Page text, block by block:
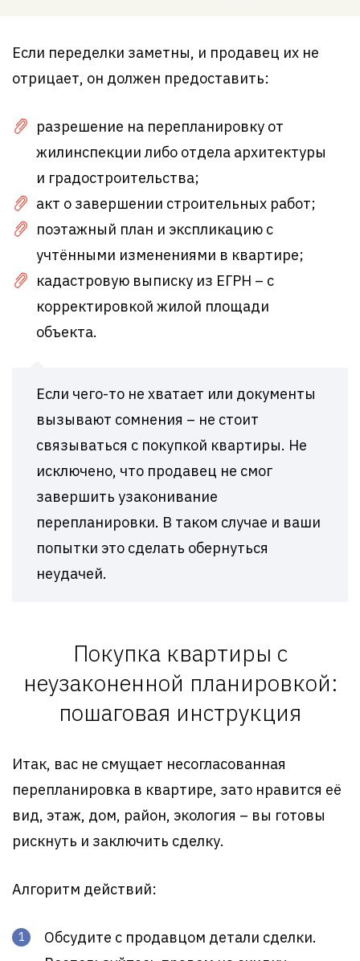
Если переделки заметны, и продавец их не
отрицает, он должен предоставить:
разрешение на перепланировку от
жилинспекции либо отдела архитектуры
и градостроительства;
акт о завершении строительных работ;
поэтажный план и экспликацию с
учтёнными изменениями в квартире;
кадастровую выписку из ЕГРН – с
корректировкой жилой площади
объекта.
Если чего-то не хватает или документы
вызывают сомнения – не стоит
связываться с покупкой квартиры. Не
исключено, что продавец не смог
завершить узаконивание
перепланировки. В таком случае и ваши
попытки это сделать обернуться
неудачей.
Покупка квартиры с
неузаконенной планировкой:
пошаговая инструкция
Итак, вас не смущает несогласованная
перепланировка в квартире, зато нравится её
вид, этаж, дом, район, экология – вы готовы
рискнуть и заключить сделку.
Алгоритм действий:
Обсудите с продавцом детали сделки.